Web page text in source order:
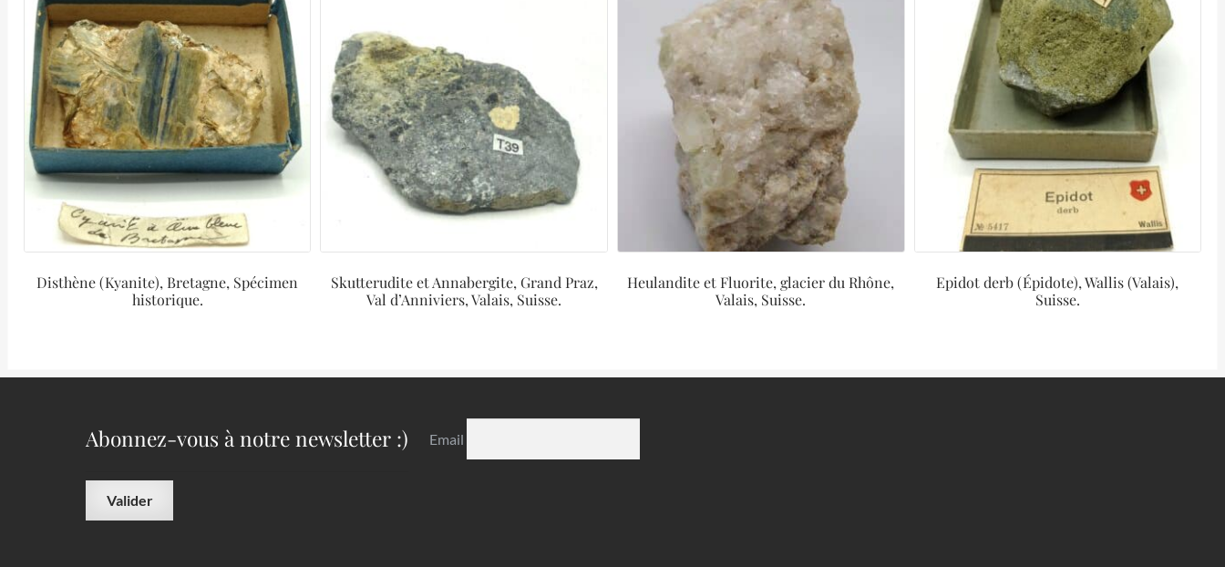
Disthène (Kyanite), Bretagne, Spécimen
historique.
Skutterudite et Annabergite, Grand Praz,
Val d’Anniviers, Valais, Suisse.
Heulandite et Fluorite, glacier du Rhône,
Valais, Suisse.
Epidot derb (Épidote), Wallis (Valais),
Suisse.
Abonnez-vous à notre newsletter :) Email